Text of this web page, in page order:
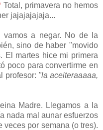
Total, primavera no hemos
jajajajajaja...
vamos a negar. No de la
sino de haber "movido
El martes hice mi primera
poco para convertirme en
profesor: "la aceiteraaaaa,
Madre. Llegamos a la
nada mal aunar esfuerzos
veces por semana (o tres).